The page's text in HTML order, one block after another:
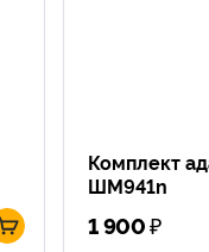
Комплект
ШМ941n
1 900₽